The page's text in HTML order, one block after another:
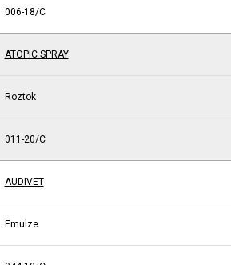
006-18/C
ATOPIC SPRAY
Roztok
011-20/C
AUDIVET
Emulze